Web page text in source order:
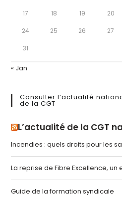
17 18 19 20
24 25 26 27
31
« Jan
Consulter l’actualité
de la CGT
L’actualité de la CGT
Incendies : quels droits pour les
La reprise de Fibre Excellence, un
Guide de la formation syndicale